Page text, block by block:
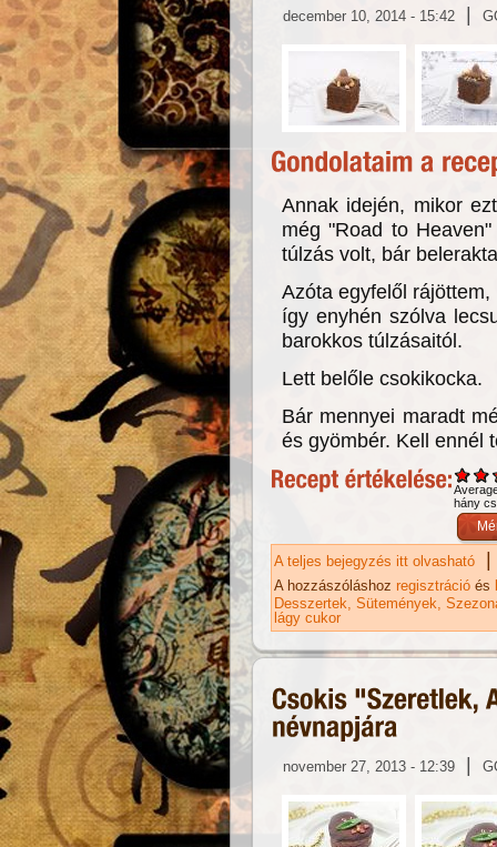
december 10, 2014 - 15:42 |
Annak idején, mikor
még "Road to
túlzás volt, bár
Azóta egyfelől
így enyhén szólva
barokkos túlzásaitól.
Lett belőle csokikocka.
Bár mennyei maradt
és gyömbér. Kell ennél
hány
A teljes bejegyzés itt olvasható |
A hozzászóláshoz regisztráció és
Desszertek Sütemények
lágy cukor
november 27, 2013 - 12:39 |